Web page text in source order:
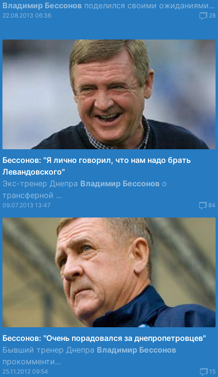
Владимир Бессонов поделился своими ожиданиями...
22.08.2013 06:36 28
Бессонов: "Я лично говорил, что нам надо брать
Левандовского"
Экс-тренер Днепра Владимир Бессонов о
трансферной ...
09.07.2013 13:47 84
Бессонов: "Очень порадовался за днепропетровцев"
Бывший тренер Днепра Владимир Бессонов
прокомменти...
25.11.2012 09:54 15